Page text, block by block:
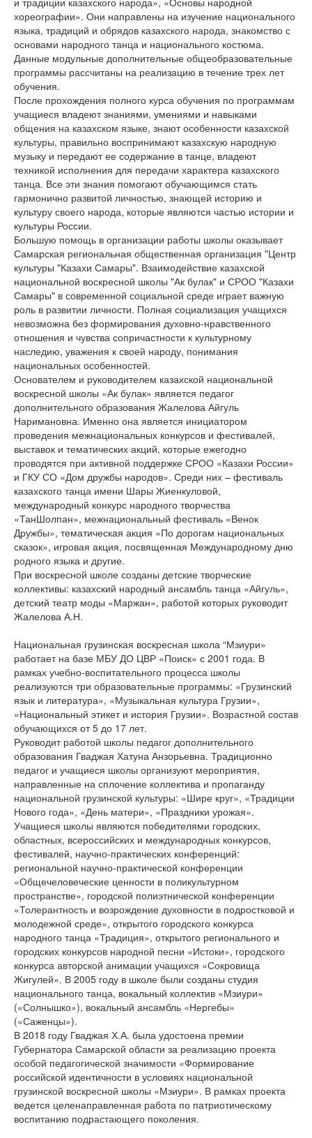
хореографии». Они направлены на изучение национального
языка, традиций и обрядов казахского народа, знакомство с
основами народного танца и национального костюма.
Данные модульные дополнительные общеобразовательные
программы рассчитаны на реализацию в течение трех лет
обучения.
После прохождения полного курса обучения по программам
учащиеся владеют знаниями, умениями и навыками
общения на казахском языке, знают особенности казахской
культуры, правильно воспринимают казахскую народную
музыку и передают ее содержание в танце, владеют
техникой исполнения для передачи характера казахского
танца. Все эти знания помогают обучающимся стать
гармонично развитой личностью, знающей историю и
культуру своего народа, которые являются частью истории и
культуры России.
Большую помощь в организации работы школы оказывает
Самарская региональная общественная организация "Центр
культуры "Казахи Самары". Взаимодействие казахской
национальной воскресной школы "Ак булак" и СРОО "Казахи
Самары" в современной социальной среде играет важную
роль в развитии личности. Полная социализация учащихся
невозможна без формирования духовно-нравственного
отношения и чувства сопричастности к культурному
наследию, уважения к своей народу, понимания
национальных особенностей.
Основателем и руководителем казахской национальной
воскресной школы «Ак булак» является педагог
дополнительного образования Жалелова Айгуль
Наримановна. Именно она является инициатором
проведения межнациональных конкурсов и фестивалей,
выставок и тематических акций, которые ежегодно
проводятся при активной поддержке СРОО «Казахи России»
и ГКУ СО «Дом дружбы народов». Среди них – фестиваль
казахского танца имени Шары Жиенкуловой,
международный конкурс народного творчества
«ТанШолпан», межнациональный фестиваль «Венок
Дружбы», тематическая акция «По дорогам национальных
сказок», игровая акция, посвященная Международному дню
родного языка и другие.
При воскресной школе созданы детские творческие
коллективы: казахский народный ансамбль танца «Айгуль»,
детский театр моды «Маржан», работой которых руководит
Жалелова А.Н.
Национальная грузинская воскресная школа “Мзиури»
работает на базе МБУ ДО ЦВР «Поиск» с 2001 года. В
рамках учебно-воспитательного процесса школы
реализуются три образовательные программы: «Грузинский
язык и литература», «Музыкальная культура Грузии»,
«Национальный этикет и история Грузии». Возрастной состав
обучающихся от 5 до 17 лет.
Руководит работой школы педагог дополнительного
образования Гваджая Хатуна Анзорьевна. Традиционно
педагог и учащиеся школы организуют мероприятия,
направленные на сплочение коллектива и пропаганду
национальной грузинской культуры: «Шире круг», «Традиции
Нового года», «День матери», «Праздники урожая».
Учащиеся школы являются победителями городских,
областных, всероссийских и международных конкурсов,
фестивалей, научно-практических конференций:
региональной научно-практической конференции
«Общечеловеческие ценности в поликультурном
пространстве», городской полиэтнической конференции
«Толерантность и возрождение духовности в подростковой и
молодежной среде», открытого городского конкурса
народного танца «Традиция», открытого регионального и
городских конкурсов народной песни «Истоки», городского
конкурса авторской анимации учащихся «Сокровища
Жигулей». В 2005 году в школе были созданы студия
национального танца, вокальный коллектив «Мзиури»
(«Солнышко»), вокальный ансамбль «Нергебы»
(«Саженцы»).
В 2018 году Гваджая Х.А. была удостоена премии
Губернатора Самарской области за реализацию проекта
особой педагогической значимости «Формирование
российской идентичности в условиях национальной
грузинской воскресной школы «Мзиури». В рамках проекта
ведется целенаправленная работа по патриотическому
воспитанию подрастающего поколения.